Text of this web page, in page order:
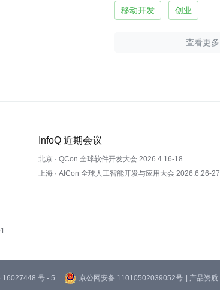
移动开发 创业
查看更多
InfoQ 近期会议
北京 · QCon 全球软件开发大会 2026.4.16-18
上海 · AICon 全球人工智能开发与应用大会 2026.6.26-27
16027448 号 - 5 京公网安备 11010502039052号 | 产品资质